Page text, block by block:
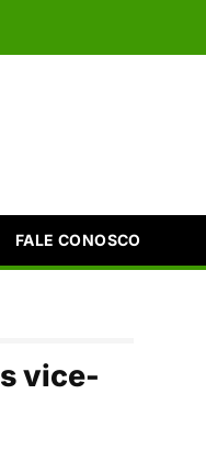
FALE CONOSCO
vice-